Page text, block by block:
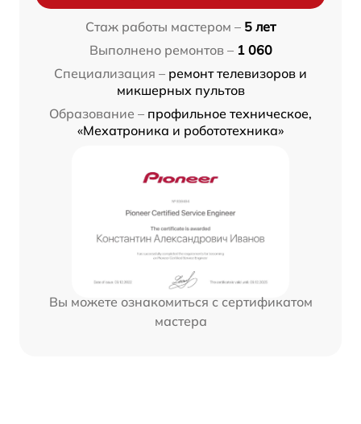
Стаж работы мастером – 5 лет
Выполнено ремонтов – 1 060
Специализация – ремонт телевизоров и
микшерных пультов
Образование – профильное техническое,
«Мехатроника и робототехника»
Вы можете ознакомиться с сертификатом
мастера